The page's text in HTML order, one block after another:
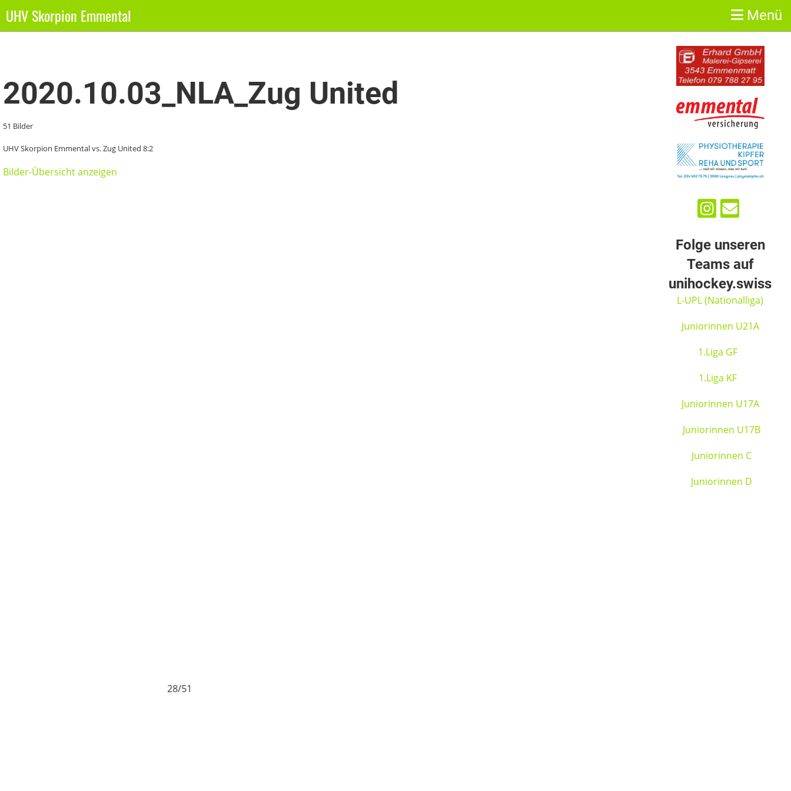
UHV Skorpion Emmental Menü
Zurück
2020.10.03_NLA_Zug United
51 Bilder
UHV Skorpion Emmental vs. Zug United 8:2
Bilder-Übersicht anzeigen
Folge unseren
Teams auf
unihockey.swiss
L-UPL (Nationalliga)
Juniorinnen U21A
1.Liga GF
1.Liga KF
Juniorinnen U17A
Juniorinnen U17B
Juniorinnen C
Juniorinnen D